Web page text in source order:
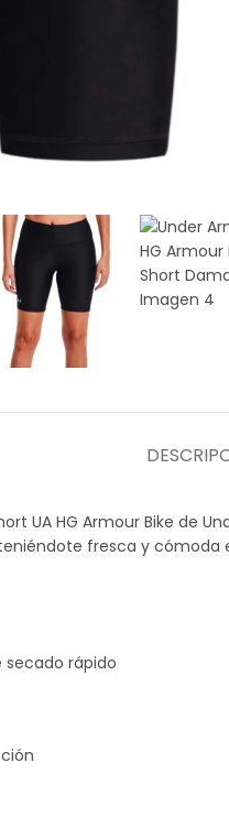
UA HG Armour Bike de
fresca y
secado rápido